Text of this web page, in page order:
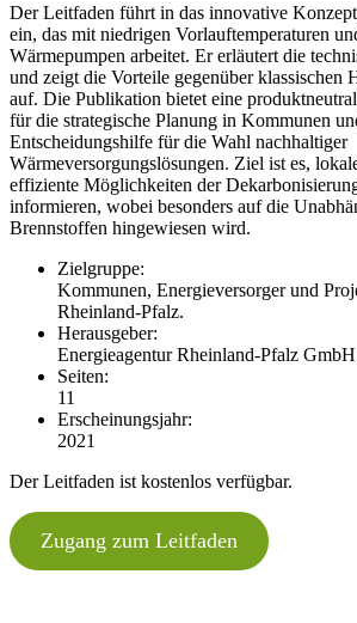
Der Leitfaden führt in das innovative
ein, das mit niedrigen Vorlauftemperaturen
Wärmepumpen arbeitet. Er erläutert die
und zeigt die Vorteile gegenüber klassischen
auf. Die Publikation bietet eine
für die strategische Planung in Kommunen
Entscheidungshilfe für die Wahl nachhaltiger
Wärmeversorgungslösungen. Ziel ist es,
effiziente Möglichkeiten der
informieren, wobei besonders auf die
Brennstoffen hingewiesen wird.
Zielgruppe:
Kommunen, Energieversorger und
Rheinland-Pfalz.
Herausgeber:
Energieagentur Rheinland-Pfalz
Seiten:
11
Erscheinungsjahr:
2021
Der Leitfaden ist kostenlos verfügbar.
Zugang zum Leitfaden